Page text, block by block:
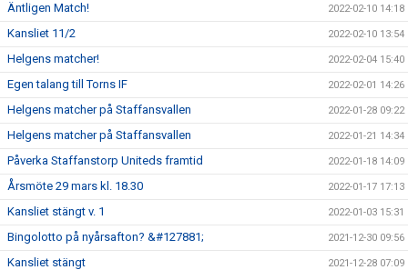
Äntligen Match! 2022-02-10 14:18
Kansliet 11/2 2022-02-10 13:54
Helgens matcher! 2022-02-04 15:40
Egen talang till Torns IF 2022-02-01 14:26
Helgens matcher på Staffansvallen 2022-01-28 09:22
Helgens matcher på Staffansvallen 2022-01-21 14:34
Påverka Staffanstorp Uniteds framtid 2022-01-18 14:09
Årsmöte 29 mars kl. 18.30 2022-01-17 17:13
Kansliet stängt v. 1 2022-01-03 15:31
Bingolotto på nyårsafton? &#127881; 2021-12-30 09:56
Kansliet stängt 2021-12-28 07:09